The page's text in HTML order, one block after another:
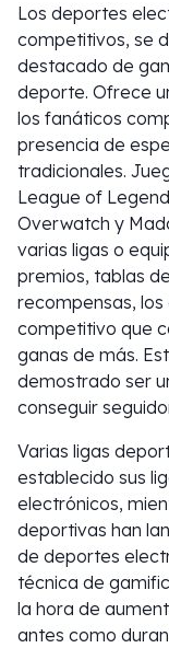
Los deportes
competitivos, se
destacado de
deporte. Ofrece
los fanáticos
presencia de
tradicionales.
League of
Overwatch y
varias ligas o
premios, tablas
recompensas,
competitivo que
ganas de más.
demostrado ser
conseguir
Varias ligas
establecido sus
electrónicos,
deportivas han
de deportes
técnica de
la hora de
antes como